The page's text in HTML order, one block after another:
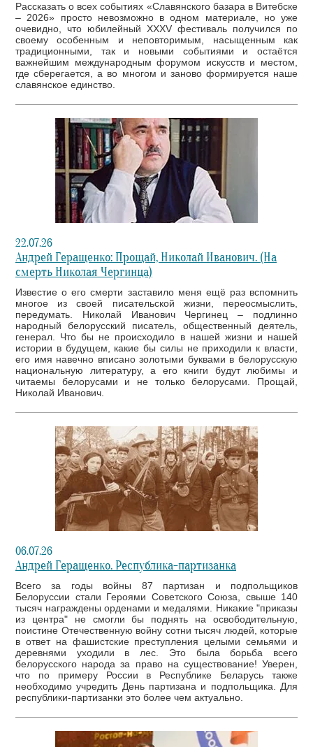
Рассказать о всех событиях «Славянского базара в Витебске
– 2026» просто невозможно в одном материале, но уже
очевидно, что юбилейный XXXV фестиваль получился по
своему особенным и неповторимым, насыщенным как
традиционными, так и новыми событиями и остаётся
важнейшим международным форумом искусств и местом,
где сберегается, а во многом и заново формируется наше
славянское единство.
22.07.26
Андрей Геращенко: Прощай, Николай Иванович. (На
смерть Николая Чергинца)
Известие о его смерти заставило меня ещё раз вспомнить
многое из своей писательской жизни, переосмыслить,
передумать. Николай Иванович Чергинец – подлинно
народный белорусский писатель, общественный деятель,
генерал. Что бы не происходило в нашей жизни и нашей
истории в будущем, какие бы силы не приходили к власти,
его имя навечно вписано золотыми буквами в белорусскую
национальную литературу, а его книги будут любимы и
читаемы белорусами и не только белорусами. Прощай,
Николай Иванович.
06.07.26
Андрей Геращенко. Республика-партизанка
Всего за годы войны 87 партизан и подпольщиков
Белоруссии стали Героями Советского Союза, свыше 140
тысяч награждены орденами и медалями. Никакие "приказы
из центра" не смогли бы поднять на освободительную,
поистине Отечественную войну сотни тысяч людей, которые
в ответ на фашистские преступления целыми семьями и
деревнями уходили в лес. Это была борьба всего
белорусского народа за право на существование! Уверен,
что по примеру России в Республике Беларусь также
необходимо учредить День партизана и подпольщика. Для
республики-партизанки это более чем актуально.